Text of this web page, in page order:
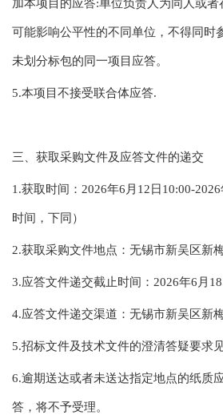
加本项目的应答:单位负责人为同人或
可能影响公平性的不同单位，不得同时
未划分标包的同一项目应答。
5.本项目不接受联合体应答.
三、获取采购文件及应答文件的递交
1.获取时间：2026年6月12日10:00-
时间，下同）
2.获取采购文件地点：无锡市新吴区新
3.应答文件递交截止时间：2026年6月
4.应答文件递交渠道：无锡市新吴区新
5.招标文件及技术文件的澄清答疑要求
6.逾期送达或者未送达指定地点的纸质
答，将不予受理。